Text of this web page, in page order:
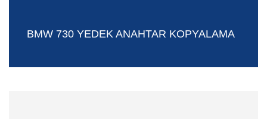
BMW 730 YEDEK ANAHTAR KOPYALAMA